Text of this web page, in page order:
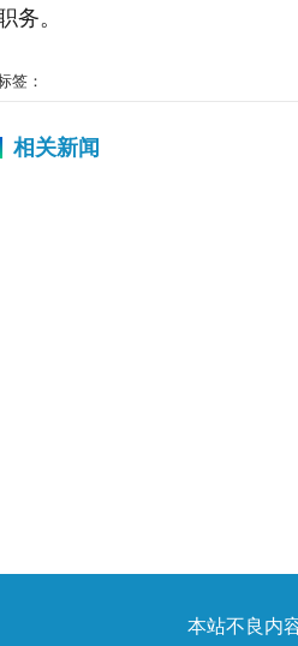
务。
签：
相关新闻
本站不良内